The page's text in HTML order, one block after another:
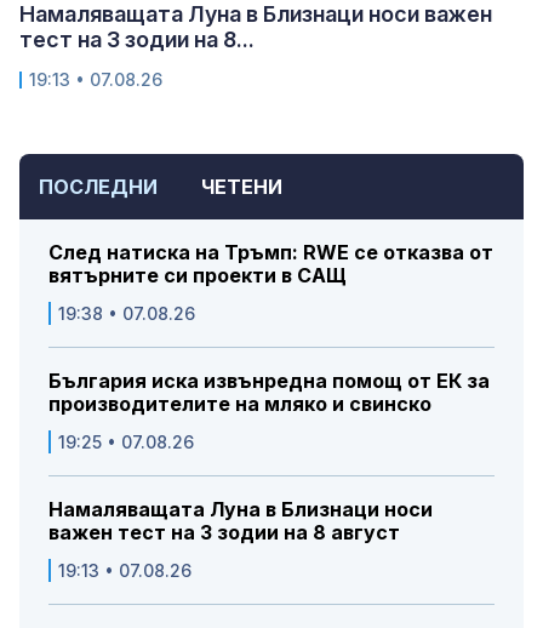
ПОСЛЕДНИ ЧЕТЕНИ
След натиска на Тръмп: RWE се отказва от
вятърните си проекти в САЩ
19:38 • 07.08.26
България иска извънредна помощ от ЕК за
производителите на мляко и свинско
19:25 • 07.08.26
Намаляващата Луна в Близнаци носи
важен тест на 3 зодии на 8 август
19:13 • 07.08.26
Намаляващата Луна в Близнаци носи важен
тест на 3 зодии на 8...
19:13 • 07.08.26